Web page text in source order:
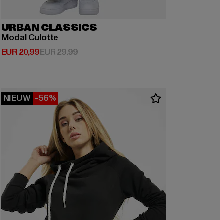
URBAN CLASSICS
Modal Culotte
EUR 20,99
Huidige prijs: EUR 20,99
EUR 29,99Actieprijs: EUR 29,99
NIEUW -56%